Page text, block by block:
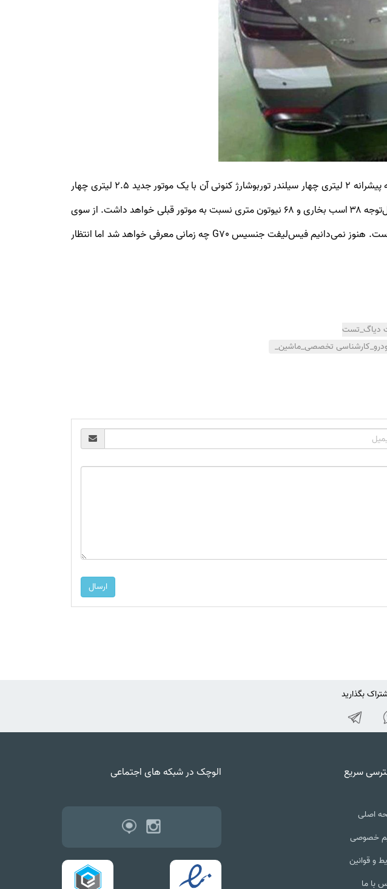
جنسیس در مورد پیشرانه‌های G70 جدید هم حرفی نزده اما گزارش‌های قبلی حاکی از آن است که پیشرانه ۲ لیتری چهار سیلندر توربوشارژ کنونی آن با یک موتور جدید ۲.۵ لیتری چهار
سیلندر توربو جایگزین خواهد شد که با ۲۹۰ اسب بخار قدرت و ۴۲۰ نیوتن متر گشتاور، افزایش قابل‌توجه ۳۸ اسب بخاری و ۶۸ نیوتون متری نسبت به موتور قبلی خواهد داشت. از سوی
دیگر، انتظار می‌رود گیربکس شش سرعته دستی G70 همچنان حفظ شود که خبر خوب و مهمی است. هنوز نمی‌دانیم فیس‌لیفت جنسیس G70 چه زمانی معرفی خواهد شد اما انتظار
رنگ_تست دیاگ_تست
خودرو_کارشناسی تخصصی_ماشین_
بگذارید
سریع
اصلی
خصوصی
و قوانین
با ما
الوچک در شبکه های اجتماعی